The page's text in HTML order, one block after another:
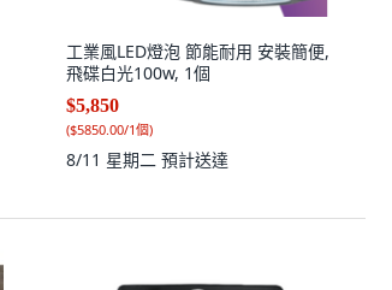
工業風LED燈泡 節能耐用 安裝簡便,
飛碟白光100w, 1個
$5,850
($5850.00/1個)
8/11 星期二 預計送達